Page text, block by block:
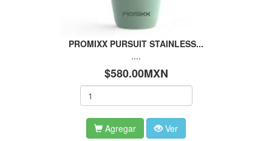
PROMIXX PURSUIT STAINLESS...
....
$580.00MXN
Agregar Ver